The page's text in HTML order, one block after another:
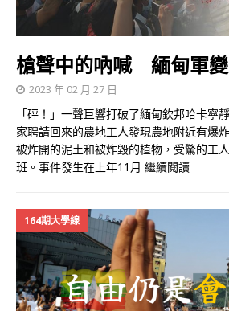
槍聲中的吶喊 緬甸軍
2023 年 02 月 27 日
「砰！」一聲巨響打破了緬甸欽邦哈卡寧
家聘請回來的農地工人發現農地附近有爆
被炸開的泥土和被炸毀的植物，受驚的工
班。事件發生在上年11月 繼續閱讀
164期大學線